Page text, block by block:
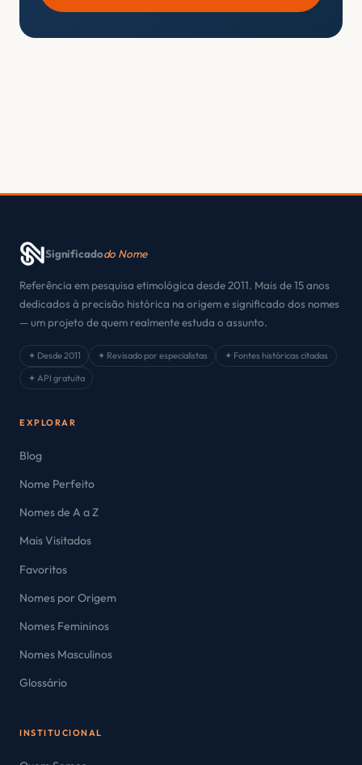
Significadodo Nome
Referência em pesquisa etimológica desde 2011. Mais de 15 anos
dedicados à precisão histórica na origem e significado dos nomes
— um projeto de quem realmente estuda o assunto.
✦ Desde 2011 ✦ Revisado por especialistas
✦ Fontes históricas citadas
✦ API gratuita
EXPLORAR
Blog
Nome Perfeito
Nomes de A a Z
Mais Visitados
Favoritos
Nomes por Origem
Nomes Femininos
Nomes Masculinos
Glossário
INSTITUCIONAL